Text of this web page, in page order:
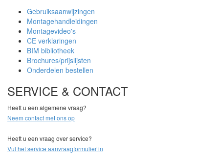
Gebruiksaanwijzingen
Montagehandleidingen
Montagevideo's
CE verklaringen
BIM bibliotheek
Brochures/prijslijsten
Onderdelen bestellen
SERVICE & CONTACT
Heeft u een algemene vraag?
Neem contact met ons op
Heeft u een vraag over service?
Vul het service aanvraagformulier in